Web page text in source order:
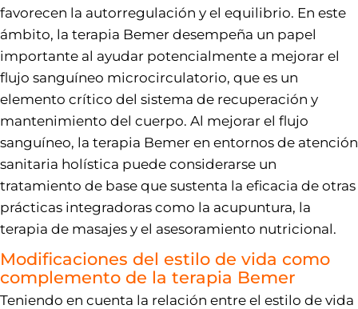
favorecen la autorregulación y el equilibrio. En este
ámbito, la terapia Bemer desempeña un papel
importante al ayudar potencialmente a mejorar el
flujo sanguíneo microcirculatorio, que es un
elemento crítico del sistema de recuperación y
mantenimiento del cuerpo. Al mejorar el flujo
sanguíneo, la terapia Bemer en entornos de atención
sanitaria holística puede considerarse un
tratamiento de base que sustenta la eficacia de otras
prácticas integradoras como la acupuntura, la
terapia de masajes y el asesoramiento nutricional.
Modificaciones del estilo de vida como
complemento de la terapia Bemer
Teniendo en cuenta la relación entre el estilo de vida